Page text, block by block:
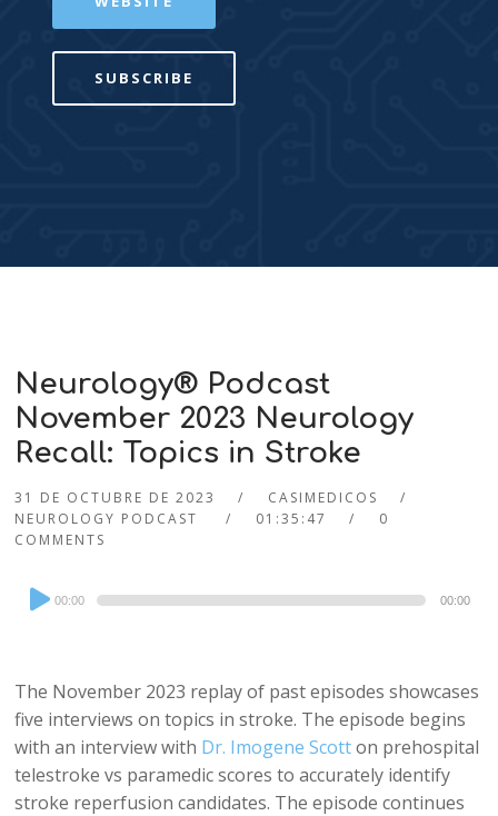
SUBSCRIBE
Neurology® Podcast
November 2023 Neurology
Recall: Topics in Stroke
31 DE OCTUBRE DE 2023
CASIMEDICOS
NEUROLOGY PODCAST
01:35:47
0
COMMENTS
Audio
Player
00:00 00:00
The November 2023 replay of past episodes showcases
five interviews on topics in stroke. The episode begins
with an interview with Dr. Imogene Scotton prehospital
telestroke vs paramedic scores to accurately identify
stroke reperfusion candidates. The episode continues